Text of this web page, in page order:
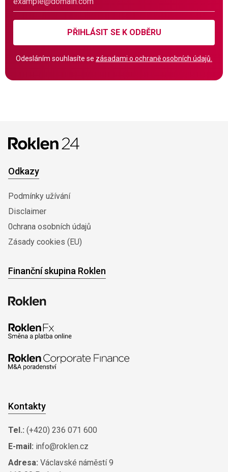
PŘIHLÁSIT SE K ODBĚRU
Odesláním souhlasíte se zásadami o ochraně osobních údajů.
Odkazy
Podmínky užívání
Disclaimer
0chrana osobních údajů
Zásady cookies (EU)
Finanční skupina Roklen
Kontakty
Tel.: (+420) 236 071 600
E-mail: info@roklen.cz
Adresa: Václavské náměstí 9